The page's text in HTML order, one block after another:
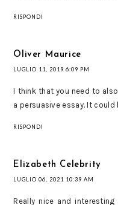
RISPONDI
Oliver Maurice
LUGLIO 11, 2019 6:09 PM
I think that you need to
a persuasive essay. It
RISPONDI
Elizabeth Celebrity
LUGLIO 06, 2021 10:39 AM
Really nice and